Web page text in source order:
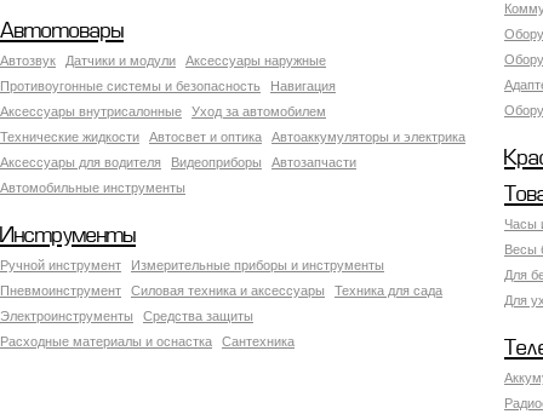
Автотовары
Автозвук Датчики и модули
Аксессуары наружные
Противоугонные системы и безопасность
Навигация
Аксесcуары внутрисалонные
Уход за автомобилем
Технические жидкости
Автосвет и оптика
Автоаккумуляторы и электрика
Аксессуары для водителя
Видеоприборы
Автозапчасти
Автомобильные инструменты
Часы
Весы
Для
Для
Инструменты
Ручной инструмент
Измерительные приборы и инструменты
Пневмоинструмент
Силовая техника и аксессуары
Техника для сада
Электроинструменты
Средства защиты
Расходные материалы и оснастка
Сантехника